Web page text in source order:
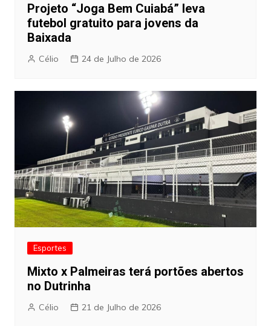
Projeto “Joga Bem Cuiabá” leva
futebol gratuito para jovens da
Baixada
Célio 24 de Julho de 2026
Esportes
Mixto x Palmeiras terá portões abertos
no Dutrinha
Célio 21 de Julho de 2026